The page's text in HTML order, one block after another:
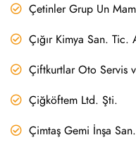
Çetinler Grup Un
Çığır Kimya San. Tic.
Çiftkurtlar Oto Servis
Çiğköftem Ltd. Şti.
Çimtaş Gemi İnşa